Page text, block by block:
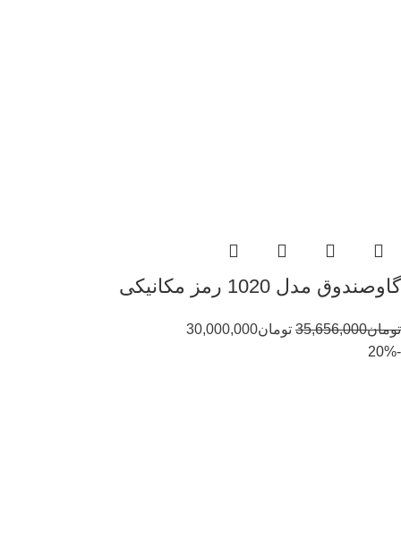
گاوصندوق مدل 1020 رمز مکانیکی
تومان35,656,000 تومان30,000,000
-20%